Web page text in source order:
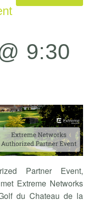
9:30
Partner Event,
Extreme Networks
du Chateau de la